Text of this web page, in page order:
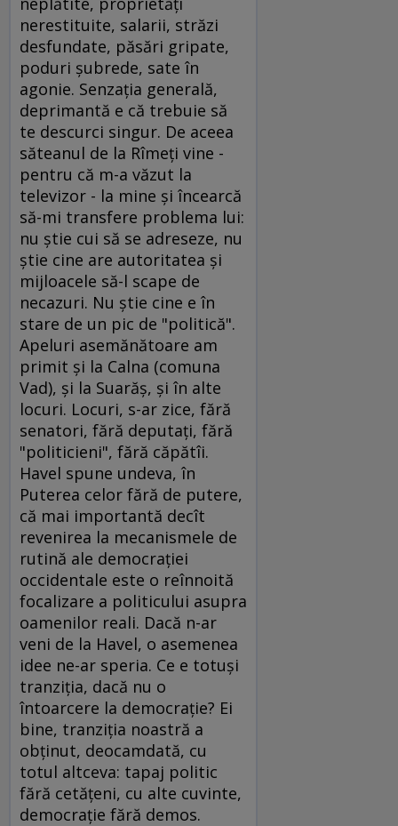
nerestituite, salarii, străzi
desfundate, păsări gripate,
poduri şubrede, sate în
agonie. Senzaţia generală,
deprimantă e că trebuie să
te descurci singur. De aceea
săteanul de la Rîmeţi vine -
pentru că m-a văzut la
televizor - la mine şi încearcă
să-mi transfere problema lui:
nu ştie cui să se adreseze, nu
ştie cine are autoritatea şi
mijloacele să-l scape de
necazuri. Nu ştie cine e în
stare de un pic de "politică".
Apeluri asemănătoare am
primit şi la Calna (comuna
Vad), şi la Suarăş, şi în alte
locuri. Locuri, s-ar zice, fără
senatori, fără deputaţi, fără
"politicieni", fără căpătîi.
Havel spune undeva, în
Puterea celor fără de putere,
că mai importantă decît
revenirea la mecanismele de
rutină ale democraţiei
occidentale este o reînnoită
focalizare a politicului asupra
oamenilor reali. Dacă n-ar
veni de la Havel, o asemenea
idee ne-ar speria. Ce e totuşi
tranziţia, dacă nu o
întoarcere la democraţie? Ei
bine, tranziţia noastră a
obţinut, deocamdată, cu
totul altceva: tapaj politic
fără cetăţeni, cu alte cuvinte,
democraţie fără demos.